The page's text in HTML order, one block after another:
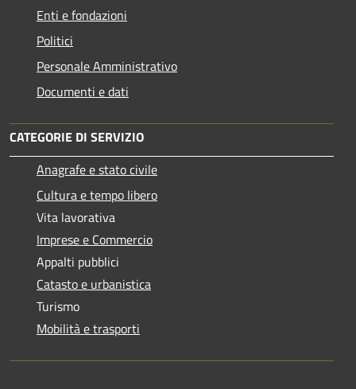
Enti e fondazioni
Politici
Personale Amministrativo
Documenti e dati
CATEGORIE DI SERVIZIO
Anagrafe e stato civile
Cultura e tempo libero
Vita lavorativa
Imprese e Commercio
Appalti pubblici
Catasto e urbanistica
Turismo
Mobilità e trasporti